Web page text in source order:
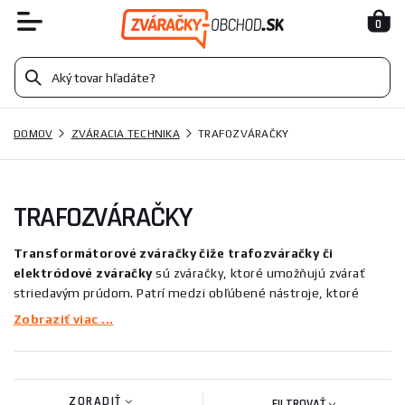
0
DOMOV ZVÁRACIA TECHNIKA TRAFOZVÁRAČKY
TRAFOZVÁRAČKY
Transformátorové zváračky čiže trafozváračky či
elektródové zváračkysú zváračky, ktoré umožňujú zvárať
striedavým prúdom. Patrí medzi obľúbené nástroje, ktoré
možno použiť na zváranie a majú všestranné využitie. Zvárací
materiálmi, zvárať spoje aj navarovať drobnejšie komponenty.
lepšie ako pôvodné materiály. Trafozváračky sú buď
Zobraziť viac ...
ZORADIŤ